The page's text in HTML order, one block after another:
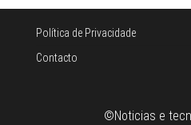
Política de Privacidade
Contacto
©Noticias e